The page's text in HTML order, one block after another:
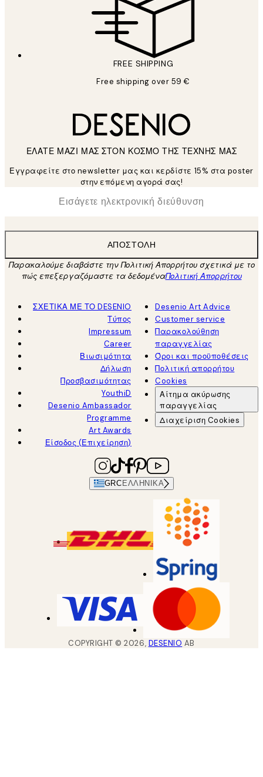
FREE SHIPPING
Free shipping over 59 €
ΕΛΑΤΕ ΜΑΖΙ ΜΑΣ ΣΤΟΝ ΚΟΣΜΟ ΤΗΣ ΤΕΧΝΗΣ ΜΑΣ
Εγγραφείτε στο newsletter μας και κερδίστε 15% στα poster
στην επόμενη αγορά σας!
Ηλεκτρονική Διεύθυνση
ΑΠΟΣΤΟΛΉ
Παρακαλούμε διαβάστε την Πολιτική Απορρήτου σχετικά με το
πώς επεξεργαζόμαστε τα δεδομέναΠολιτική Απορρήτου
ΣΧΕΤΙΚΑ ΜΕ ΤΟ DESENIO
Τύπος
Impressum
Career
Βιωσιμότητα
Δήλωση
Προσβασιμότητας
YouthiD
Desenio Ambassador
Programme
Art Awards
Είσοδος (Επιχείρηση)
Desenio Art Advice
Customer service
Παρακολούθηση
παραγγελίας
Όροι και προϋποθέσεις
Πολιτική απορρήτου
Cookies
Αίτημα ακύρωσης
παραγγελίας
Διαχείριση Cookies
GRC ΕΛΛΗΝΙΚΆ
COPYRIGHT ©2026, DESENIO AB